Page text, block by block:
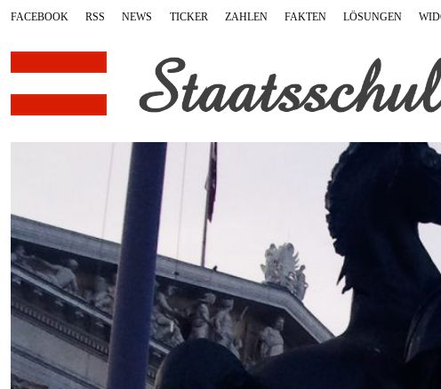
FACEBOOK RSS NEWS TICKER ZAHLEN FAKTEN LÖSUNGEN